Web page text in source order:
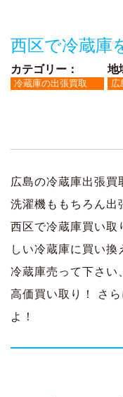
西区で冷蔵庫
カテゴリー：
冷蔵庫の出張買取
地
広
広島の冷蔵庫出張買
洗濯機ももちろん出
西区で冷蔵庫買い取
しい冷蔵庫に買い
冷蔵庫売って下さい
高価買い取り！ さ
よ！